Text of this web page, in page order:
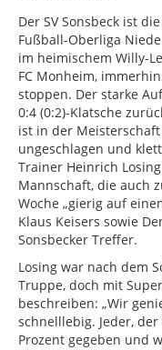
Der SV Sonsbeck ist
Fußball-Oberliga
im heimischem Willy-
FC Monheim,
stoppen. Der starke
0:4 (0:2)-Klatsche
ist in der
ungeschlagen und
Trainer Heinrich
Mannschaft, die auch
Woche „gierig auf
Klaus Keisers sowie
Sonsbecker Treffer.
Losing war nach dem
Truppe, doch mit
beschreiben: „Wir
schnelllebig. Jeder,
Prozent gegeben und